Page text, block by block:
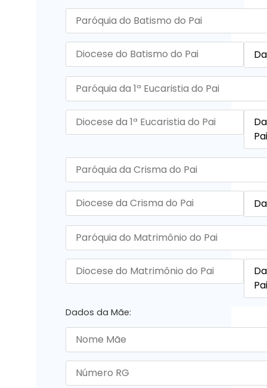
Dados da Mãe: